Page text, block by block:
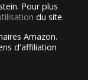
Pour plus
du site.
Amazon.
d'affiliation